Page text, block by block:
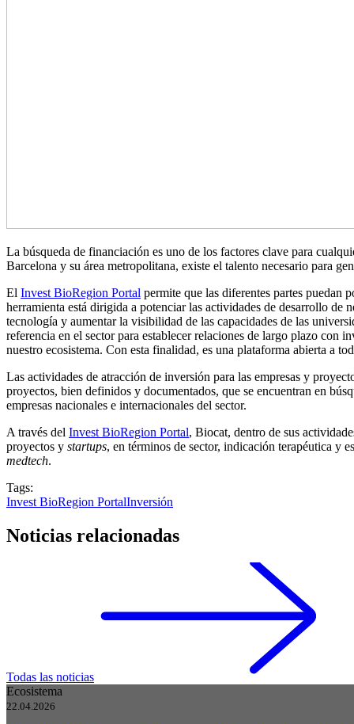
La búsqueda de financiación es uno de los factores clave para
Barcelona y su área metropolitana, existe el talento necesario para
El Invest BioRegion Portal permite que las diferentes partes puedan
herramienta está dirigida a potenciar las actividades de desarrollo de
tecnología y aumentar la visibilidad de las capacidades de las
referencia en el sector para establecer relaciones de largo plazo con
nuestro ecosistema. Con esta finalidad, es una plataforma abierta a
Las actividades de atracción de inversión para las empresas y
proyectos, bien definidos y documentados, que se encuentran en
empresas nacionales e internacionales del sector.
A través del Invest BioRegion Portal, Biocat, dentro de sus
proyectos y startups, en términos de sector, indicación terapéutica y
medtech.
Tags:
Invest BioRegion PortalInversión
Noticias relacionadas
Todas las noticias
Ecosistema
22.04.2026